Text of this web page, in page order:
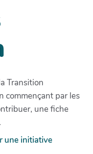
Transition
commençant par les
une fiche
une initiative